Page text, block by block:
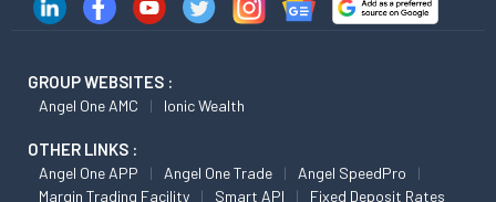
GROUP WEBSITES :
Angel One AMC Ionic Wealth
OTHER LINKS :
Angel One APP Angel One Trade
Angel SpeedPro
Margin Trading Facility
Smart API Fixed Deposit Rates